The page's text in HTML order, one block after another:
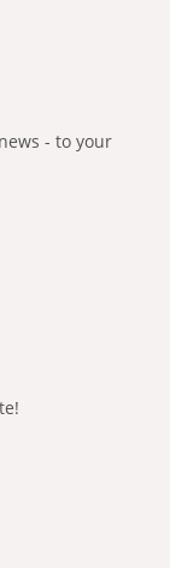
- to your